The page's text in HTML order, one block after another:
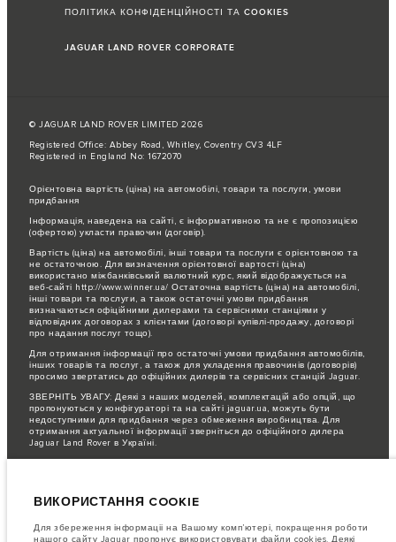
ПОЛІТИКА КОНФІДЕНЦІЙНОСТІ ТА COOKIES
JAGUAR LAND ROVER CORPORATE
© JAGUAR LAND ROVER LIMITED 2026
Registered Office: Abbey Road, Whitley, Coventry CV3 4LF
Registered in England No: 1672070
Орієнтовна вартість (ціна) на автомобілі, товари та послуги, умови
придбання
Інформація, наведена на сайті, є інформативною та не є пропозицією
(офертою) укласти правочин (договір).
Вартість (ціна) на автомобілі, інші товари та послуги є орієнтовною та
не остаточною. Для визначення орієнтовної вартості (ціна)
використано міжбанківський валютний курс, який відображується на
веб-сайті http://www.winner.ua/ Остаточна вартість (ціна) на автомобілі,
інші товари та послуги, а також остаточні умови придбання
визначаються офіційними дилерами та сервісними станціями у
відповідних договорах з клієнтами (договорі купівлі-продажу, договорі
про надання послуг тощо).
Для отримання інформації про остаточні умови придбання автомобілів,
інших товарів та послуг, а також для укладення правочинів (договорів)
просимо звертатись до офіційних дилерів та сервісних станцій Jaguar.
ЗВЕРНІТЬ УВАГУ: Деякі з наших моделей, комплектацій або опцій, що
пропонуються у конфігураторі та на сайті jaguar.ua, можуть бути
недоступними для придбання через обмеження виробництва. Для
отримання актуальної інформації зверніться до офіційного дилера
Jaguar Land Rover в Україні.
динамічна ситуація, і, як наслідок, зображення, які зараз
специфікації, опції, варіанти оздоблення та кольорові рішення. Будь
ласка, зв'яжіться з офіційним дилером для отримання детальної
ВИКОРИСТАННЯ COOKIE
Для збереження інформаціі на Вашому комп’ютері, покращення роботи
нашого сайту Jaguar пропонує використовувати файли cookies. Деякі